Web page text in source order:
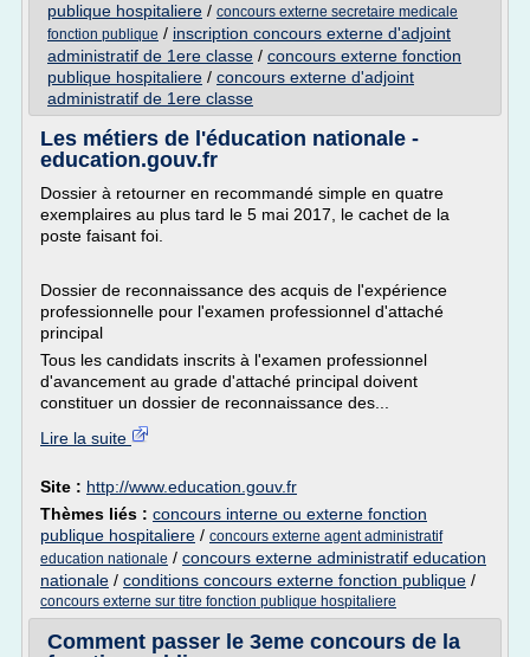
publique hospitaliere / concours externe secretaire medicale
fonction publique / inscription concours externe d'adjoint
administratif de 1ere classe / concours externe fonction
publique hospitaliere / concours externe d'adjoint
administratif de 1ere classe
Les métiers de l'éducation nationale -
education.gouv.fr
Dossier à retourner en recommandé simple en quatre
exemplaires au plus tard le 5 mai 2017, le cachet de la
poste faisant foi.
Dossier de reconnaissance des acquis de l'expérience
professionnelle pour l'examen professionnel d'attaché
principal
Tous les candidats inscrits à l'examen professionnel
d'avancement au grade d'attaché principal doivent
constituer un dossier de reconnaissance des...
Lire la suite
Site : http://www.education.gouv.fr
Thèmes liés : concours interne ou externe fonction
publique hospitaliere / concours externe agent administratif
education nationale / concours externe administratif education
nationale / conditions concours externe fonction publique /
concours externe sur titre fonction publique hospitaliere
Comment passer le 3eme concours de la